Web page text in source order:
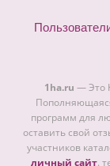
1ha.ru — Это
программ для
оставить свой
участников
личный сайт.